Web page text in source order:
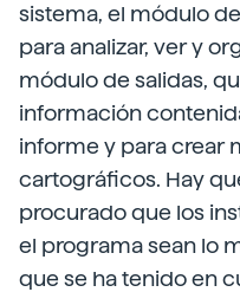
sistema, el módulo
para analizar, ver y
módulo de salidas,
información
informe y para crear
cartográficos. Hay
procurado que los
el programa sean lo
que se ha tenido en